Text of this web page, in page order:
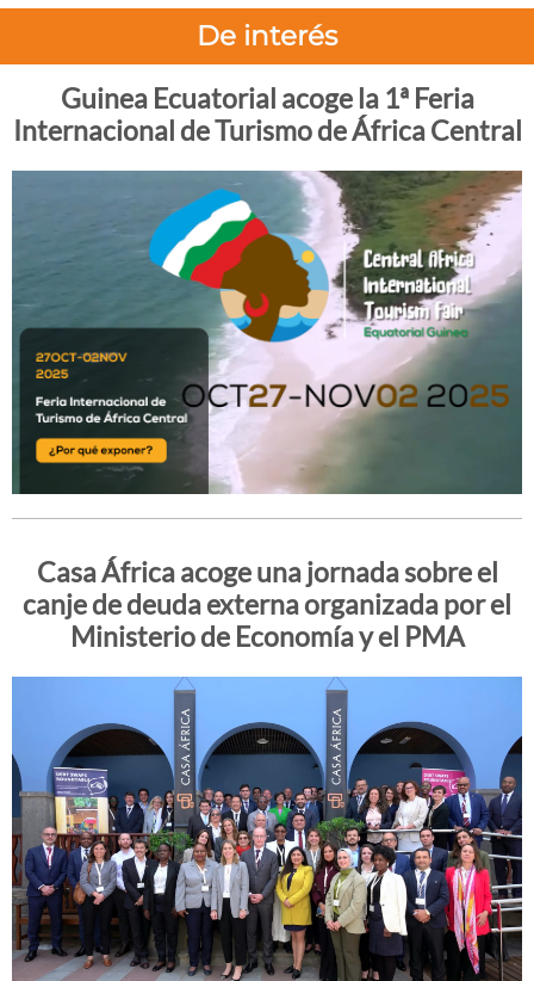
De interés
Guinea Ecuatorial acoge la 1ª Feria
Internacional de Turismo de África Central
Casa África acoge una jornada sobre el
canje de deuda externa organizada por el
Ministerio de Economía y el PMA